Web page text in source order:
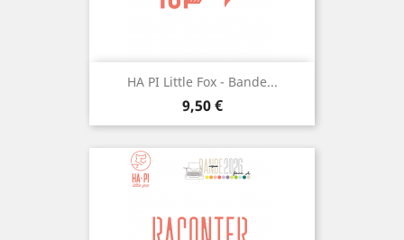
HA PI Little Fox - Bande...
Prix
9,50 €